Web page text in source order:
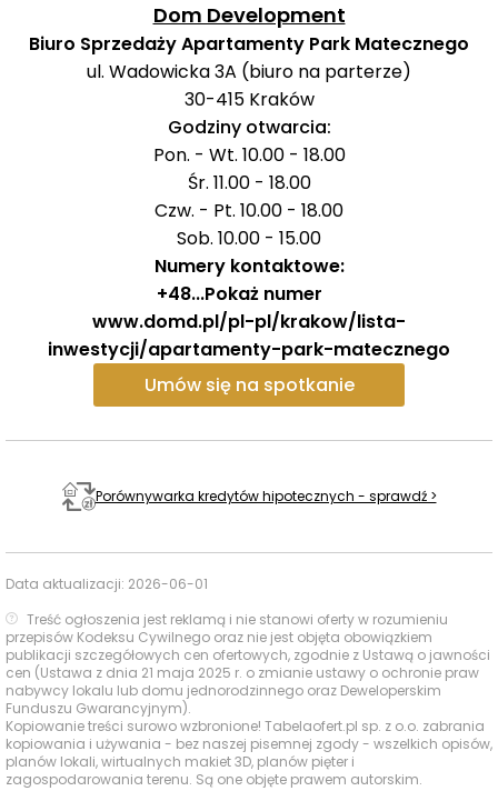
Dom Development
Biuro Sprzedaży Apartamenty Park Matecznego
ul. Wadowicka 3A (biuro na parterze)
30-415 Kraków
Godziny otwarcia:
Pon. - Wt. 10.00 - 18.00
Śr. 11.00 - 18.00
Czw. - Pt. 10.00 - 18.00
Sob. 10.00 - 15.00
Numery kontaktowe:
+48...Pokaż numer
www.domd.pl/pl-pl/krakow/lista-
inwestycji/apartamenty-park-matecznego
Umów się na spotkanie
Porównywarka kredytów hipotecznych - sprawdź >
Data aktualizacji: 2026-06-01
Treść ogłoszenia jest reklamą i nie stanowi oferty w rozumieniu
przepisów Kodeksu Cywilnego oraz nie jest objęta obowiązkiem
publikacji szczegółowych cen ofertowych, zgodnie z Ustawą o jawności
cen (Ustawa z dnia 21 maja 2025 r. o zmianie ustawy o ochronie praw
nabywcy lokalu lub domu jednorodzinnego oraz Deweloperskim
Funduszu Gwarancyjnym).
Kopiowanie treści surowo wzbronione! Tabelaofert.pl sp. z o.o. zabrania
kopiowania i używania - bez naszej pisemnej zgody - wszelkich opisów,
planów lokali, wirtualnych makiet 3D, planów pięter i
zagospodarowania terenu. Są one objęte prawem autorskim.